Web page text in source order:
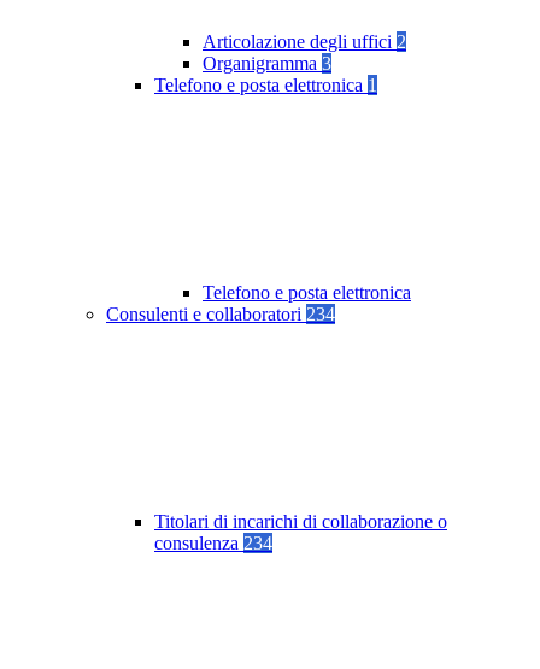
Articolazione degli uffici 2
Organigramma 3
Telefono e posta elettronica 1
Telefono e posta elettronica
Consulenti e collaboratori 234
Titolari di incarichi di collaborazione o
consulenza 234